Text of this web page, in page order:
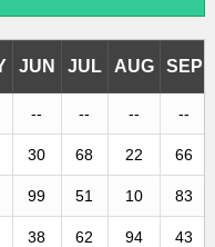
JUN JUL AUG SEP
-- -- -- --
30 68 22 66
99 51 10 83
38 62 94 43